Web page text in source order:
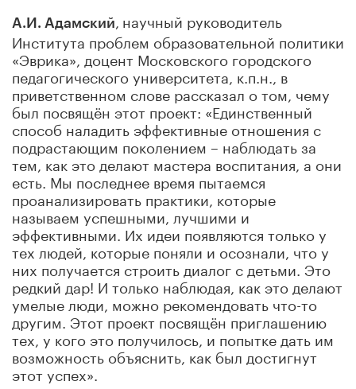
А.И. Адамский
научный руководитель
Института проблем образовательной политики
«Эврика», доцент Московского городского
педагогического университета, к.п.н., в
приветственном слове рассказал о том, чему
был посвящён этот проект: «Единственный
способ наладить эффективные отношения с
подрастающим поколением – наблюдать за
тем, как это делают мастера воспитания, а они
есть. Мы последнее время пытаемся
проанализировать практики, которые
называем успешными, лучшими и
эффективными. Их идеи появляются только у
тех людей, которые поняли и осознали, что у
них получается строить диалог с детьми. Это
редкий дар! И только наблюдая, как это делают
умелые люди, можно рекомендовать что-то
другим. Этот проект посвящён приглашению
тех, у кого это получилось, и попытке дать им
возможность объяснить, как был достигнут
этот успех».